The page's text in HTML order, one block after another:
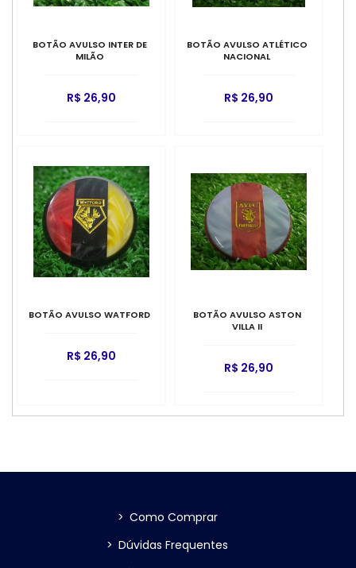
BOTÃO AVULSO INTER DE
MILÃO
R$ 26,90
BOTÃO AVULSO ATLÉTICO
NACIONAL
R$ 26,90
BOTÃO AVULSO WATFORD
R$ 26,90
BOTÃO AVULSO ASTON
VILLA II
R$ 26,90
> Como Comprar
> Dúvidas Frequentes